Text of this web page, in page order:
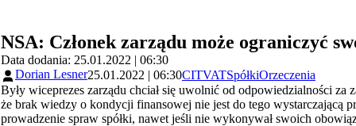
NSA: Członek zarządu może ograniczyć
Data dodania: 25.01.2022 | 06:30
Dorian Lesner25.01.2022 | 06:30CITVATSpółkiOrzeczenia
Były wiceprezes zarządu chciał się uwolnić od odpowiedzialności za
że brak wiedzy o kondycji finansowej nie jest do tego wystarczającą
prowadzenie spraw spółki, nawet jeśli nie wykonywał swoich